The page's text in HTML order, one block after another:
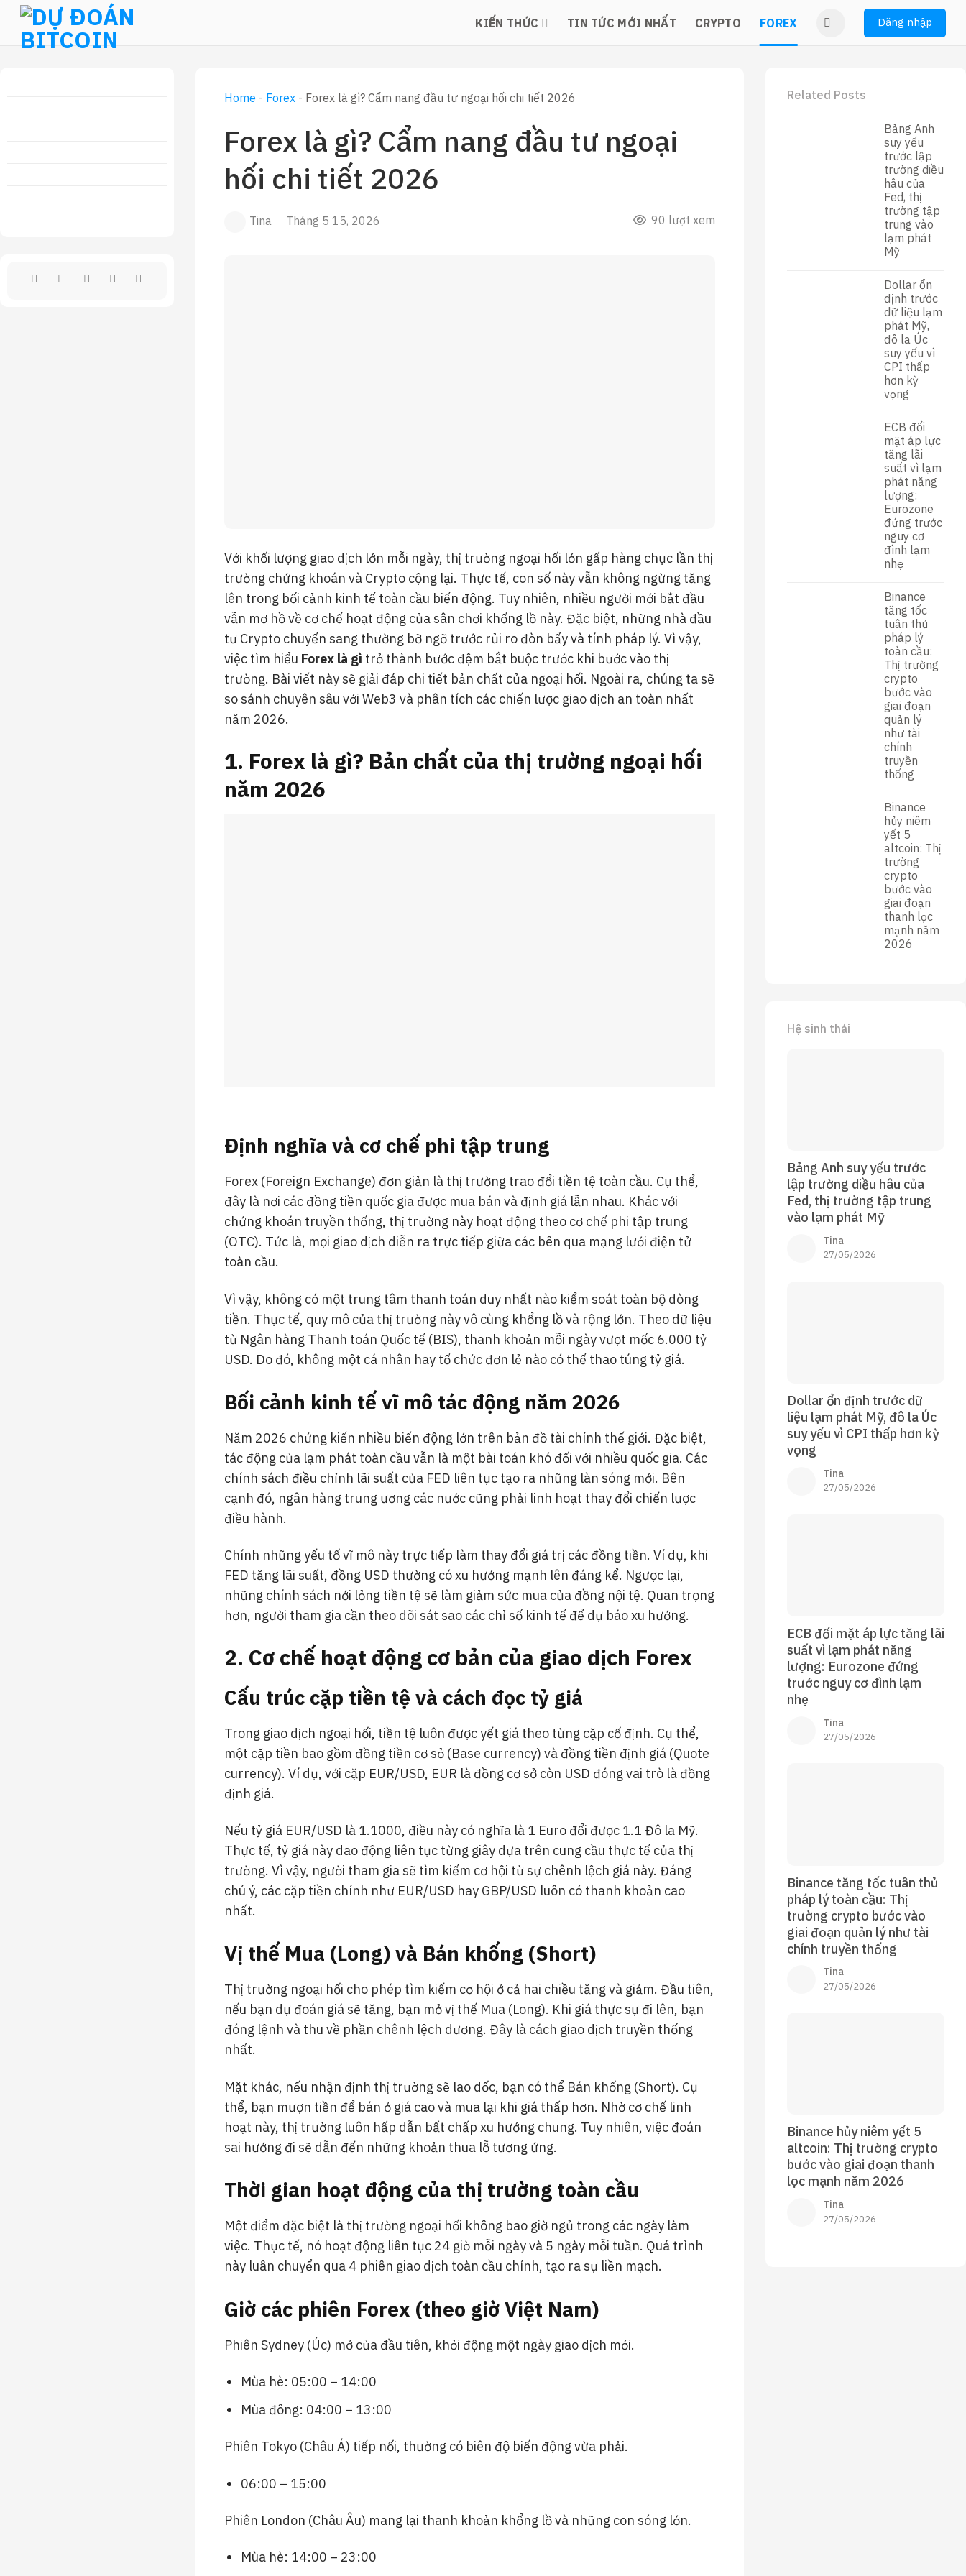
Skip
content
KIẾN THỨC TIN TỨC MỚI NHẤT CRYPTO FOREX Đăng nhập
Home - Forex- Forex là gì? Cẩm nang đầu tư ngoại hối chi tiết 2026
Forex là gì? Cẩm nang đầu tư ngoại
hối chi tiết 2026
Tina Tháng 5 15, 2026 90 lượt xem
Với khối lượng giao dịch lớn mỗi ngày, thị trường ngoại hối lớn gấp hàng chục lần thị
trường chứng khoán và Crypto cộng lại. Thực tế, con số này vẫn không ngừng tăng
lên trong bối cảnh kinh tế toàn cầu biến động. Tuy nhiên, nhiều người mới bắt đầu
vẫn mơ hồ về cơ chế hoạt động của sân chơi khổng lồ này. Đặc biệt, những nhà đầu
tư Crypto chuyển sang thường bỡ ngỡ trước rủi ro đòn bẩy và tính pháp lý. Vì vậy,
việc tìm hiểu Forex là gì trở thành bước đệm bắt buộc trước khi bước vào thị
trường. Bài viết này sẽ giải đáp chi tiết bản chất của ngoại hối. Ngoài ra, chúng ta sẽ
so sánh chuyên sâu với Web3 và phân tích các chiến lược giao dịch an toàn nhất
năm 2026.
1. Forex là gì? Bản chất của thị trường ngoại hối
năm 2026
Định nghĩa và cơ chế phi tập trung
Forex (Foreign Exchange) đơn giản là thị trường trao đổi tiền tệ toàn cầu. Cụ thể,
đây là nơi các đồng tiền quốc gia được mua bán và định giá lẫn nhau. Khác với
chứng khoán truyền thống, thị trường này hoạt động theo cơ chế phi tập trung
(OTC). Tức là, mọi giao dịch diễn ra trực tiếp giữa các bên qua mạng lưới điện tử
toàn cầu.
Vì vậy, không có một trung tâm thanh toán duy nhất nào kiểm soát toàn bộ dòng
tiền. Thực tế, quy mô của thị trường này vô cùng khổng lồ và rộng lớn. Theo dữ liệu
từ Ngân hàng Thanh toán Quốc tế (BIS), thanh khoản mỗi ngày vượt mốc 6.000 tỷ
USD. Do đó, không một cá nhân hay tổ chức đơn lẻ nào có thể thao túng tỷ giá.
Bối cảnh kinh tế vĩ mô tác động năm 2026
Năm 2026 chứng kiến nhiều biến động lớn trên bản đồ tài chính thế giới. Đặc biệt,
tác động của lạm phát toàn cầu vẫn là một bài toán khó đối với nhiều quốc gia. Các
chính sách điều chỉnh lãi suất của FED liên tục tạo ra những làn sóng mới. Bên
cạnh đó, ngân hàng trung ương các nước cũng phải linh hoạt thay đổi chiến lược
điều hành.
Chính những yếu tố vĩ mô này trực tiếp làm thay đổi giá trị các đồng tiền. Ví dụ, khi
FED tăng lãi suất, đồng USD thường có xu hướng mạnh lên đáng kể. Ngược lại,
những chính sách nới lỏng tiền tệ sẽ làm giảm sức mua của đồng nội tệ. Quan trọng
hơn, người tham gia cần theo dõi sát sao các chỉ số kinh tế để dự báo xu hướng.
2. Cơ chế hoạt động cơ bản của giao dịch Forex
Cấu trúc cặp tiền tệ và cách đọc tỷ giá
Trong giao dịch ngoại hối, tiền tệ luôn được yết giá theo từng cặp cố định. Cụ thể,
một cặp tiền bao gồm đồng tiền cơ sở (Base currency) và đồng tiền định giá (Quote
currency). Ví dụ, với cặp EUR/USD, EUR là đồng cơ sở còn USD đóng vai trò là đồng
định giá.
Nếu tỷ giá EUR/USD là 1.1000, điều này có nghĩa là 1 Euro đổi được 1.1 Đô la Mỹ.
Thực tế, tỷ giá này dao động liên tục từng giây dựa trên cung cầu thực tế của thị
trường. Vì vậy, người tham gia sẽ tìm kiếm cơ hội từ sự chênh lệch giá này. Đáng
chú ý, các cặp tiền chính như EUR/USD hay GBP/USD luôn có thanh khoản cao
nhất.
Vị thế Mua (Long) và Bán khống (Short)
Thị trường ngoại hối cho phép tìm kiếm cơ hội ở cả hai chiều tăng và giảm. Đầu tiên,
nếu bạn dự đoán giá sẽ tăng, bạn mở vị thế Mua (Long). Khi giá thực sự đi lên, bạn
đóng lệnh và thu về phần chênh lệch dương. Đây là cách giao dịch truyền thống
nhất.
Mặt khác, nếu nhận định thị trường sẽ lao dốc, bạn có thể Bán khống (Short). Cụ
thể, bạn mượn tiền để bán ở giá cao và mua lại khi giá thấp hơn. Nhờ cơ chế linh
hoạt này, thị trường luôn hấp dẫn bất chấp xu hướng chung. Tuy nhiên, việc đoán
sai hướng đi sẽ dẫn đến những khoản thua lỗ tương ứng.
Thời gian hoạt động của thị trường toàn cầu
Một điểm đặc biệt là thị trường ngoại hối không bao giờ ngủ trong các ngày làm
việc. Thực tế, nó hoạt động liên tục 24 giờ mỗi ngày và 5 ngày mỗi tuần. Quá trình
này luân chuyển qua 4 phiên giao dịch toàn cầu chính, tạo ra sự liền mạch.
Giờ các phiên Forex (theo giờ Việt Nam)
Phiên Sydney (Úc) mở cửa đầu tiên, khởi động một ngày giao dịch mới.
Mùa hè: 05:00 – 14:00
Mùa đông: 04:00 – 13:00
Phiên Tokyo (Châu Á) tiếp nối, thường có biên độ biến động vừa phải.
06:00 – 15:00
Phiên London (Châu Âu) mang lại thanh khoản khổng lồ và những con sóng lớn.
Mùa hè: 14:00 – 23:00
Related Posts
Bảng Anh
suy yếu
trước lập
trường diều
hâu của
Fed, thị
trường tập
trung vào
lạm phát
Mỹ
Dollar ổn
định trước
dữ liệu lạm
phát Mỹ,
đô la Úc
suy yếu vì
CPI thấp
hơn kỳ
vọng
ECB đối
mặt áp lực
tăng lãi
suất vì lạm
phát năng
lượng:
Eurozone
đứng trước
nguy cơ
đình lạm
nhẹ
Binance
tăng tốc
tuân thủ
pháp lý
toàn cầu:
Thị trường
crypto
bước vào
giai đoạn
quản lý
như tài
chính
truyền
thống
Binance
hủy niêm
yết 5
altcoin: Thị
trường
crypto
bước vào
giai đoạn
thanh lọc
mạnh năm
2026
Hệ sinh thái
Bảng Anh suy yếu trước
lập trường diều hâu của
Fed, thị trường tập trung
vào lạm phát Mỹ
Tina
27/05/2026
Dollar ổn định trước dữ
liệu lạm phát Mỹ, đô la Úc
suy yếu vì CPI thấp hơn kỳ
vọng
Tina
27/05/2026
ECB đối mặt áp lực tăng lãi
suất vì lạm phát năng
lượng: Eurozone đứng
trước nguy cơ đình lạm
nhẹ
Tina
27/05/2026
Binance tăng tốc tuân thủ
pháp lý toàn cầu: Thị
trường crypto bước vào
giai đoạn quản lý như tài
chính truyền thống
Tina
27/05/2026
Binance hủy niêm yết 5
altcoin: Thị trường crypto
bước vào giai đoạn thanh
lọc mạnh năm 2026
Tina
27/05/2026